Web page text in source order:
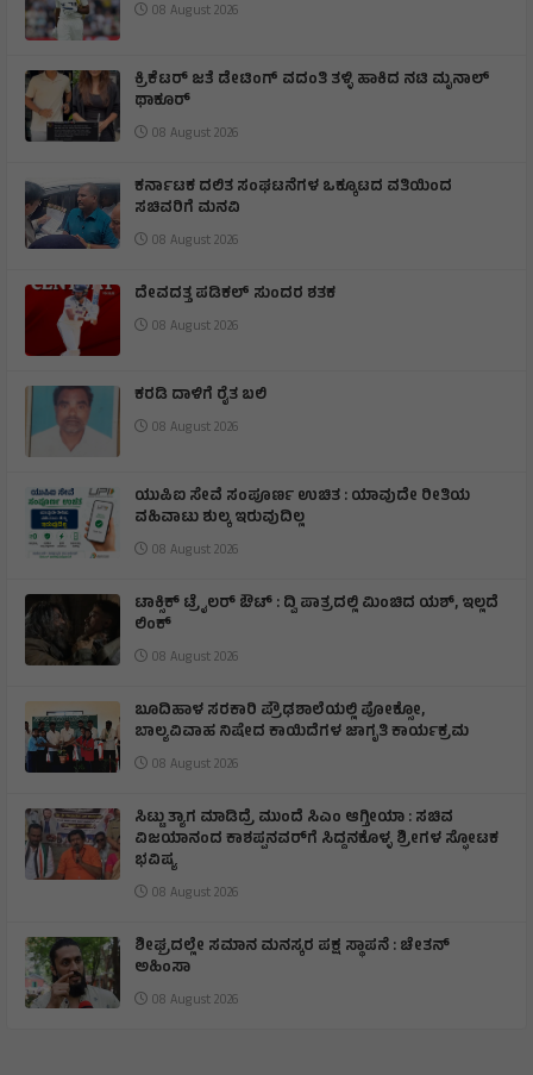
08 August 2026
ಕ್ರಿಕೆಟರ್ ಜತೆ ಡೇಟಿಂಗ್ ವದಂತಿ ತಳ್ಳಿ ಹಾಕಿದ ನಟಿ ಮೃನಾಲ್
ಥಾಕೂರ್
08 August 2026
ಕರ್ನಾಟಕ ದಲಿತ ಸಂಘಟನೆಗಳ ಒಕ್ಕೂಟದ ವತಿಯಿಂದ
ಸಚಿವರಿಗೆ ಮನವಿ
08 August 2026
ದೇವದತ್ತ ಪಡಿಕಲ್ ಸುಂದರ ಶತಕ
08 August 2026
ಕರಡಿ ದಾಳಿಗೆ ರೈತ ಬಲಿ
08 August 2026
ಯುಪಿಐ ಸೇವೆ ಸಂಪೂರ್ಣ ಉಚಿತ : ಯಾವುದೇ ರೀತಿಯ
ವಹಿವಾಟು ಶುಲ್ಕ ಇರುವುದಿಲ್ಲ
08 August 2026
ಟಾಕ್ಸಿಕ್ ಟ್ರೈಲರ್ ಔಟ್ : ದ್ವಿ ಪಾತ್ರದಲ್ಲಿ ಮಿಂಚಿದ ಯಶ್, ಇಲ್ಲದೆ
ಲಿಂಕ್
08 August 2026
ಬೂದಿಹಾಳ ಸರಕಾರಿ ಪ್ರೌಢಶಾಲೆಯಲ್ಲಿ ಪೋಕ್ಸೋ,
ಬಾಲ್ಯವಿವಾಹ ನಿಷೇದ ಕಾಯಿದೆಗಳ ಜಾಗೃತಿ ಕಾರ್ಯಕ್ರಮ
08 August 2026
ಸಿಟ್ಟು ತ್ಯಾಗ ಮಾಡಿದ್ರೆ ಮುಂದೆ ಸಿಎಂ ಆಗ್ತೀಯಾ : ಸಚಿವ
ವಿಜಯಾನಂದ ಕಾಶಪ್ಪನವರ್‌ಗೆ ಸಿದ್ದನಕೊಳ್ಳ ಶ್ರೀಗಳ ಸ್ಫೋಟಕ
ಭವಿಷ್ಯ
08 August 2026
ಶೀಘ್ರದಲ್ಲೇ ಸಮಾನ ಮನಸ್ಕರ ಪಕ್ಷ ಸ್ಥಾಪನೆ : ಚೇತನ್
ಅಹಿಂಸಾ
08 August 2026